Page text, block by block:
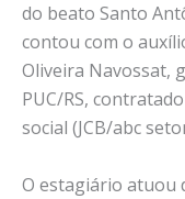
do beato Santo
contou com o
Oliveira Navossat,
PUC/RS,
social (JCB/abc
O estagiário atuou